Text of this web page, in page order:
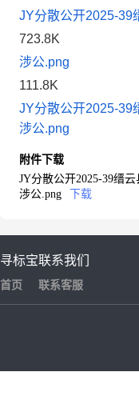
JY分散公开2025-39
723.8K
涉公.png
111.8K
JY分散公开2025-39
涉公.png
附件下载
JY分散公开2025-39缙
涉公.png
下载
寻标宝
首页
联系我们
联系客服